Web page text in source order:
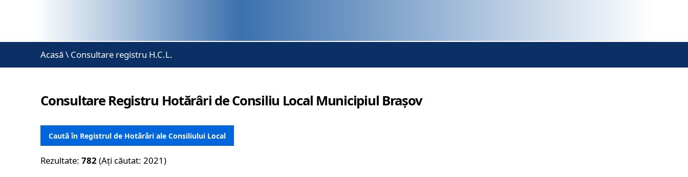
Acasă \ Consultare registru H.C.L.
Consultare Registru Hotărâri de Consiliu Local Municipiul Brașov
Caută în Registrul de Hotărâri ale Consiliului Local
Rezultate:782 (Ați căutat: 2021)